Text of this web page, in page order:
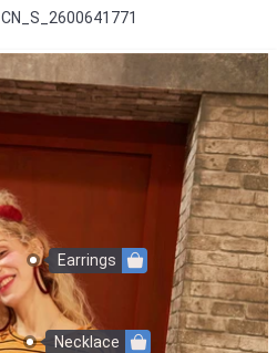
CN_S_2600641771
Necklace
Earrings